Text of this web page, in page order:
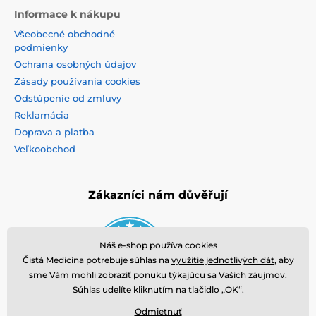
Vzhľadom na nariadenie komisie EU
č. 432/2012 o zdravotných tvrdeniach, nesmieme uviesť
všeobecne známe a overené informácie o pôsobení
účinných zložiek v našich produktoch.
Informace k nákupu
Všeobecné obchodné
podmienky
Ochrana osobných údajov
Zásady používania cookies
Odstúpenie od zmluvy
Reklamácia
Doprava a platba
Veľkoobchod
Zákazníci nám důvěřují
Náš e-shop používa cookies
Čistá Medicína potrebuje súhlas na využitie jednotlivých dát, aby
sme Vám mohli zobraziť ponuku týkajúcu sa Vašich záujmov.
Súhlas udelíte kliknutím na tlačidlo „OK“.
Odmietnuť